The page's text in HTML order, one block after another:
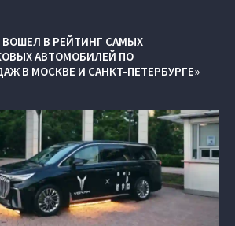
ВОШЕЛ В РЕЙТИНГ САМЫХ
АВТОМОБИЛЕЙ ПО
В МОСКВЕ И САНКТ-ПЕТЕРБУРГЕ»